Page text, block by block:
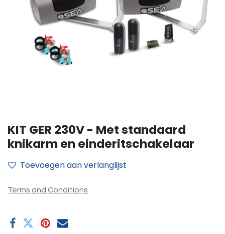
KIT GER 230V - Met standaard
knikarm en einderitschakelaar
Toevoegen aan verlanglijst
Terms and Conditions